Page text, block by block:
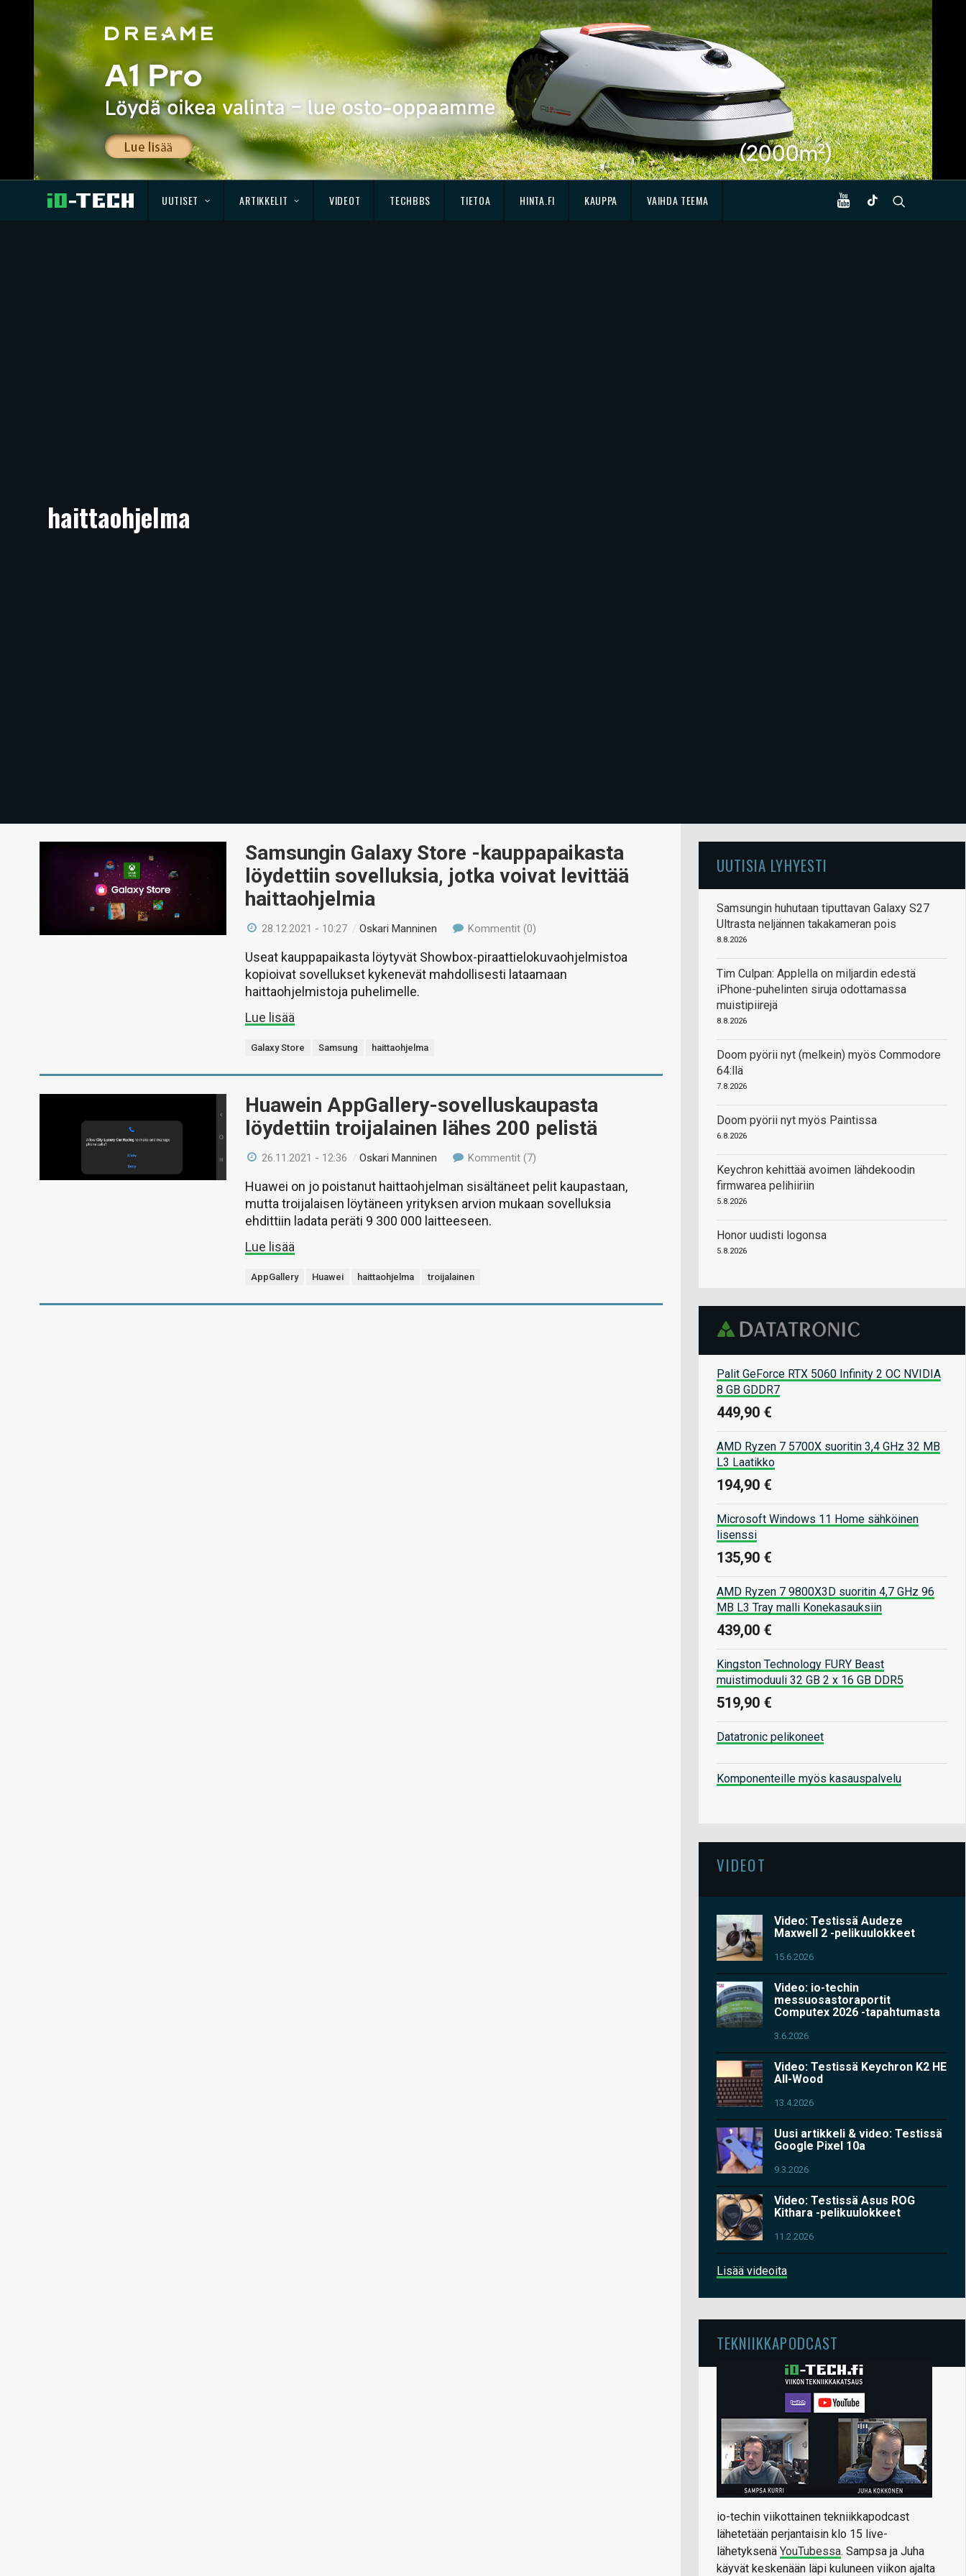
UUTISET ARTIKKELIT VIDEOT TECHBBS TIETOA HINTA.FI KAUPPA VAIHDA TEEMA
haittaohjelma
Samsungin Galaxy Store -kauppapaikasta
löydettiin sovelluksia, jotka voivat levittää
haittaohjelmia
28.12.2021 - 10:27 /Oskari Manninen Kommentit (0)
Useat kauppapaikasta löytyvät Showbox-piraattielokuvaohjelmistoa
kopioivat sovellukset kykenevät mahdollisesti lataamaan
haittaohjelmistoja puhelimelle.
Lue lisää
Galaxy Store Samsung haittaohjelma
Huawein AppGallery-sovelluskaupasta
löydettiin troijalainen lähes 200 pelistä
26.11.2021 - 12:36 /Oskari Manninen Kommentit (7)
Huawei on jo poistanut haittaohjelman sisältäneet pelit kaupastaan,
mutta troijalaisen löytäneen yrityksen arvion mukaan sovelluksia
ehdittiin ladata peräti 9 300 000 laitteeseen.
Lue lisää
AppGallery Huawei haittaohjelma troijalainen
UUTISIA LYHYESTI
Samsungin huhutaan tiputtavan Galaxy S27
Ultrasta neljännen takakameran pois
8.8.2026
Tim Culpan: Applella on miljardin edestä
iPhone-puhelinten siruja odottamassa
muistipiirejä
8.8.2026
Doom pyörii nyt (melkein) myös Commodore
64:llä
7.8.2026
Doom pyörii nyt myös Paintissa
6.8.2026
Keychron kehittää avoimen lähdekoodin
firmwarea pelihiiriin
5.8.2026
Honor uudisti logonsa
5.8.2026
Palit GeForce RTX 5060 Infinity 2 OC NVIDIA
8 GB GDDR7
449,90 €
AMD Ryzen 7 5700X suoritin 3,4 GHz 32 MB
L3 Laatikko
194,90 €
Microsoft Windows 11 Home sähköinen
lisenssi
135,90 €
AMD Ryzen 7 9800X3D suoritin 4,7 GHz 96
MB L3 Tray malli Konekasauksiin
439,00 €
Kingston Technology FURY Beast
muistimoduuli 32 GB 2 x 16 GB DDR5
519,90 €
Datatronic pelikoneet
Komponenteille myös kasauspalvelu
VIDEOT
Video: Testissä Audeze
Maxwell 2 -pelikuulokkeet
15.6.2026
Video: io-techin
messuosastoraportit
Computex 2026 -tapahtumasta
3.6.2026
Video: Testissä Keychron K2 HE
All-Wood
13.4.2026
Uusi artikkeli & video: Testissä
Google Pixel 10a
9.3.2026
Video: Testissä Asus ROG
Kithara -pelikuulokkeet
11.2.2026
Lisää videoita
TEKNIIKKAPODCAST
io-techin viikottainen tekniikkapodcast
lähetetään perjantaisin klo 15 live-
lähetyksenä YouTubessa. Sampsa ja Juha
käyvät keskenään läpi kuluneen viikon ajalta